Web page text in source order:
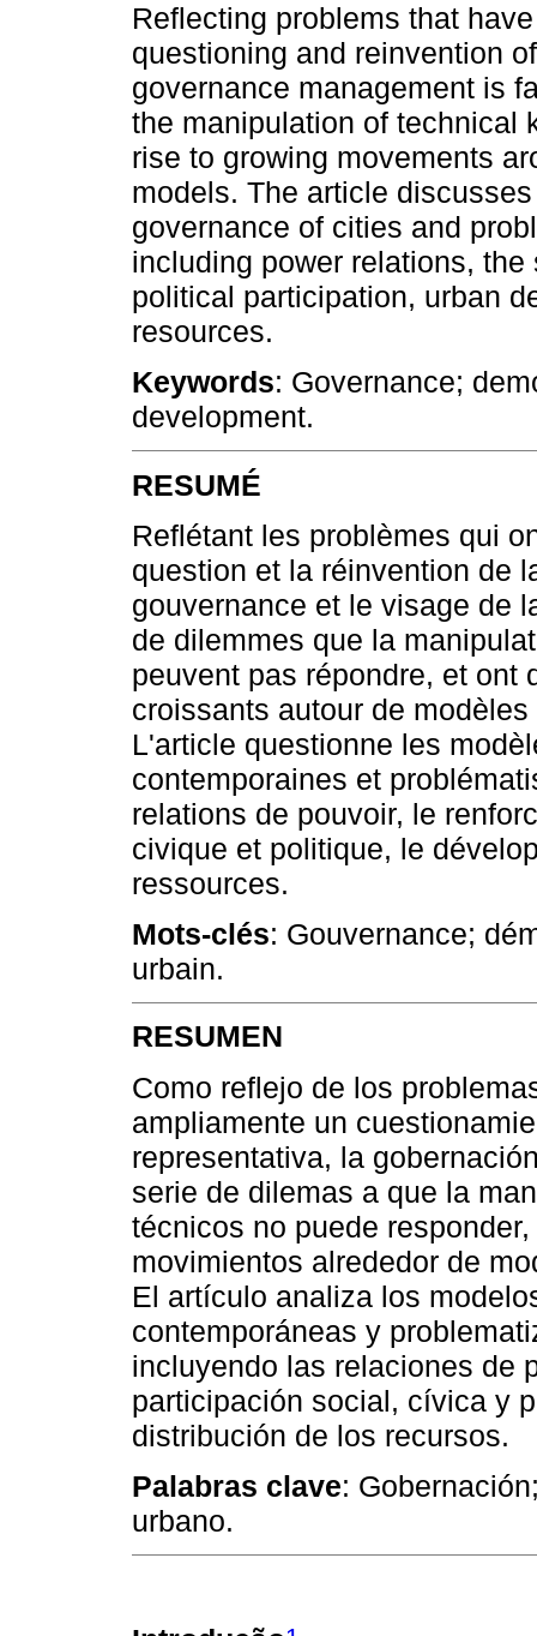
Reflecting problems that
questioning and reinvention
governance management is
the manipulation of technical
rise to growing movements
models. The article
governance of cities and
including power relations,
political participation, urban
resources.
Keywords: Governance;
development.
RESUMÉ
Reflétant les problèmes qui
question et la réinvention de
gouvernance et le visage de
de dilemmes que la
peuvent pas répondre, et ont
croissants autour de
L'article questionne les
contemporaines et
relations de pouvoir, le
civique et politique, le
ressources.
Mots-clés: Gouvernance;
urbain.
RESUMEN
Como reflejo de los
ampliamente un
representativa, la
serie de dilemas a que la
técnicos no puede
movimientos alrededor de
El artículo analiza los
contemporáneas y
incluyendo las relaciones de
participación social, cívica y
distribución de los recursos.
Palabras clave:
urbano.